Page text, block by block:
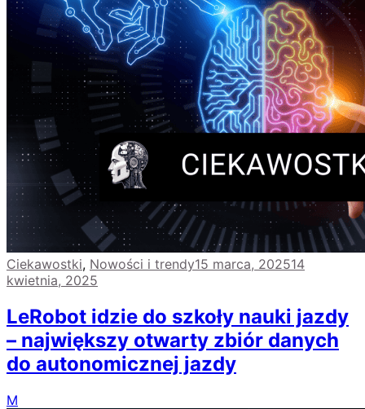
Ciekawostki, Nowości i trendy15 marca, 202514
kwietnia, 2025
LeRobot idzie do szkoły nauki jazdy
– największy otwarty zbiór danych
do autonomicznej jazdy
M